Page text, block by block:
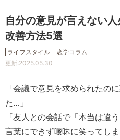
自分の意見が言えない
改善方法5選
ライフスタイル 恋学コラム
更新:2025.05.30
「会議で意見を求められたの
た…」
「友人との会話で「本当は違
言葉にできず曖昧に笑ってしま